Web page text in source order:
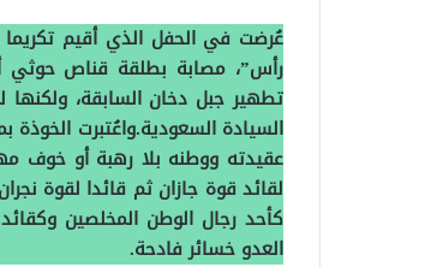
عُرضت في الحفل الذي أقيم
رأس”، مصابة بطلقة قناص حوثي
تطهير جبل دخان السابقة،
السيادة السعودية.واعُتبرت
عقيدته ووطنه بلا رهبة أو خوف
لقائد قوة جازان ثم قائدا لقوة
كأحد رجال الوطن المخلصين
العدو خسائر فادحة.